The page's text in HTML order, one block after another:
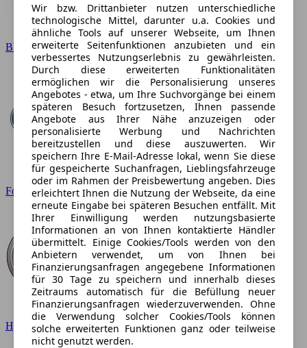
BMW
Ford
Hyundai
Wir bzw. Drittanbieter nutzen unterschiedliche
technologische Mittel, darunter u.a. Cookies und
ähnliche Tools auf unserer Webseite, um Ihnen
erweiterte Seitenfunktionen anzubieten und ein
verbessertes Nutzungserlebnis zu gewährleisten.
Durch diese erweiterten Funktionalitäten
ermöglichen wir die Personalisierung unseres
Angebotes - etwa, um Ihre Suchvorgänge bei einem
späteren Besuch fortzusetzen, Ihnen passende
Angebote aus Ihrer Nähe anzuzeigen oder
personalisierte Werbung und Nachrichten
bereitzustellen und diese auszuwerten. Wir
speichern Ihre E-Mail-Adresse lokal, wenn Sie diese
für gespeicherte Suchanfragen, Lieblingsfahrzeuge
oder im Rahmen der Preisbewertung angeben. Dies
erleichtert Ihnen die Nutzung der Webseite, da eine
erneute Eingabe bei späteren Besuchen entfällt. Mit
Ihrer Einwilligung werden nutzungsbasierte
Informationen an von Ihnen kontaktierte Händler
übermittelt. Einige Cookies/Tools werden von den
Anbietern verwendet, um von Ihnen bei
Finanzierungsanfragen angegebene Informationen
für 30 Tage zu speichern und innerhalb dieses
Zeitraums automatisch für die Befüllung neuer
Finanzierungsanfragen wiederzuverwenden. Ohne
die Verwendung solcher Cookies/Tools können
solche erweiterten Funktionen ganz oder teilweise
nicht genutzt werden.